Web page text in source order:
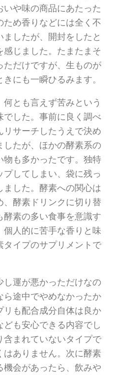
いや味の商品にあたった
ため香りなどには全く不
したが、開封をしたと
じました。たまたまそ
だけですが、生ものが
にも一瞬ひるみます。
とも言えず苦みという
でした。事前に良く調べ
サーチしたうえで決め
たが、ほかの酵素系の
物も多かったです。独特
してしまい、袋に残っ
した。酵素への関心は
酵素ドリンクに切り替
酵素の多い食事を意識す
個人的に苦手な香りと味
タイプのサプリメントで
し運が悪かっただけなの
ら途中でやめなかったか
リも配合成分自体は良か
も安心できる内容でし
含まれていないタイプで
はありません。次に酵素
会があったら、飲みや